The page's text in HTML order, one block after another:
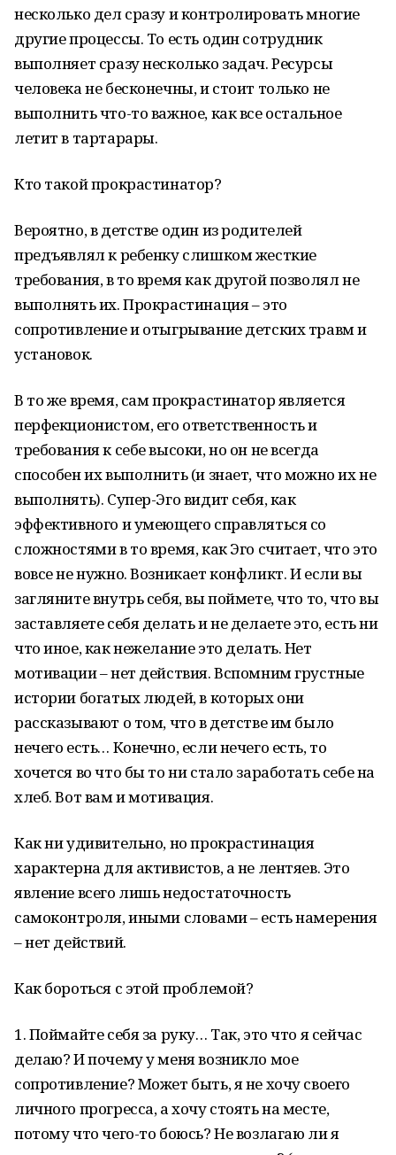
несколько дел сразу и контролировать многие
другие процессы. То есть один сотрудник
выполняет сразу несколько задач. Ресурсы
человека не бесконечны, и стоит только не
выполнить что-то важное, как все остальное
летит в тартарары.
Кто такой прокрастинатор?
Вероятно, в детстве один из родителей
предъявлял к ребенку слишком жесткие
требования, в то время как другой позволял не
выполнять их. Прокрастинация – это
сопротивление и отыгрывание детских травм и
установок.
В то же время, сам прокрастинатор является
перфекционистом, его ответственность и
требования к себе высоки, но он не всегда
способен их выполнить (и знает, что можно их не
выполнять). Супер-Эго видит себя, как
эффективного и умеющего справляться со
сложностями в то время, как Эго считает, что это
вовсе не нужно. Возникает конфликт. И если вы
загляните внутрь себя, вы поймете, что то, что вы
заставляете себя делать и не делаете это, есть ни
что иное, как нежелание это делать. Нет
мотивации – нет действия. Вспомним грустные
истории богатых людей, в которых они
рассказывают о том, что в детстве им было
нечего есть… Конечно, если нечего есть, то
хочется во что бы то ни стало заработать себе на
хлеб. Вот вам и мотивация.
Как ни удивительно, но прокрастинация
характерна для активистов, а не лентяев. Это
явление всего лишь недостаточность
самоконтроля, иными словами – есть намерения
– нет действий.
Как бороться с этой проблемой?
1. Поймайте себя за руку… Так, это что я сейчас
делаю? И почему у меня возникло мое
сопротивление? Может быть, я не хочу своего
личного прогресса, а хочу стоять на месте,
потому что чего-то боюсь? Не возлагаю ли я